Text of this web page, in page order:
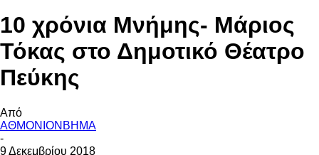
10 χρόνια Μνήμης- Μάριος
Τόκας στο Δημοτικό Θέατρο
Πεύκης
Από
ΑΘΜΟΝΙΟΝΒΗΜΑ
-
9 Δεκεμβρίου 2018